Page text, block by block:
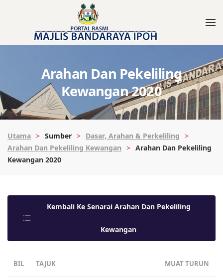
Arahan Dan Pekeliling
Kewangan 2020
Utama Sumber
Dasar, Arahan & Perkeliling
Arahan Dan Pekeliling Kewangan
Arahan Dan Pekeliling
Kewangan 2020
Kembali Ke Senarai Arahan Dan Pekeliling
Kewangan
BIL TAJUK MUAT TURUN